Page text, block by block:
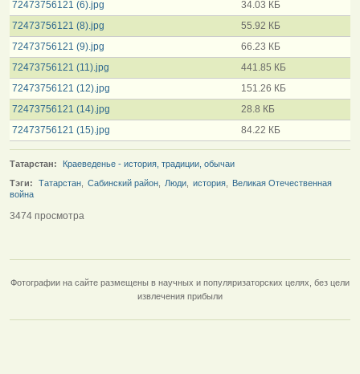
72473756121 (6).jpg
34.03 КБ
72473756121 (8).jpg
55.92 КБ
72473756121 (9).jpg
66.23 КБ
72473756121 (11).jpg
441.85 КБ
72473756121 (12).jpg
151.26 КБ
72473756121 (14).jpg
28.8 КБ
72473756121 (15).jpg
84.22 КБ
Татарстан:
Краеведенье - история, традиции, обычаи
Тэги:
Татарстан Сабинский район Люди история
Великая Отечественная
война
3474 просмотра
Фотографии на сайте размещены в научных и популяризаторских целях, без цели
извлечения прибыли